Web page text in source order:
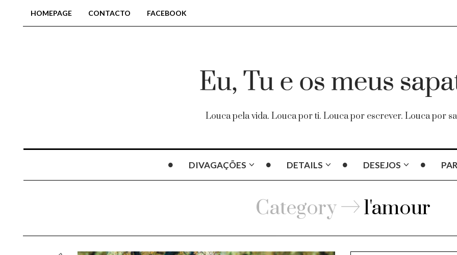
HOMEPAGE CONTACTO FACEBOOK
Louca pela vida. Louca por ti. Louca por escrever. Louca por
DIVAGAÇÕES DETAILS DESEJOS
Category l'amour